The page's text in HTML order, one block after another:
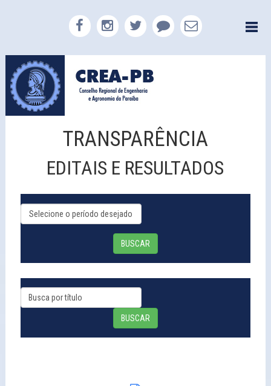
TRANSPARÊNCIA
EDITAIS E RESULTADOS
BUSCAR
BUSCAR